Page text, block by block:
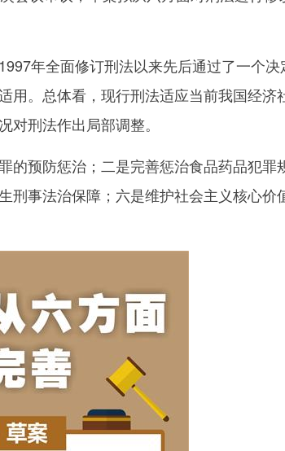
年全面修订刑法以来先后通过了一个决
用。总体看，现行刑法适应当前我国经济
刑法作出局部调整。
预防惩治；二是完善惩治食品药品犯罪
刑事法治保障；六是维护社会主义核心价